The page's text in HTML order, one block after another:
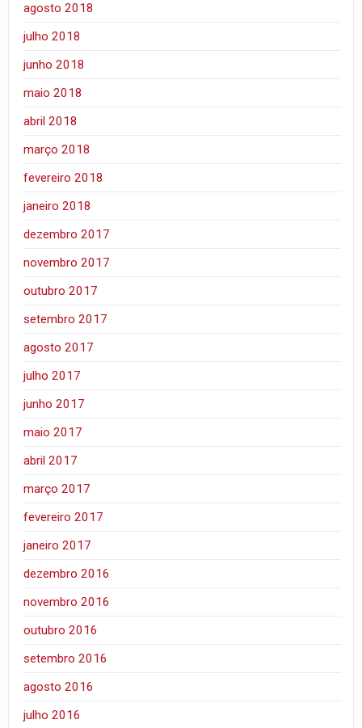
agosto 2018
julho 2018
junho 2018
maio 2018
abril 2018
março 2018
fevereiro 2018
janeiro 2018
dezembro 2017
novembro 2017
outubro 2017
setembro 2017
agosto 2017
julho 2017
junho 2017
maio 2017
abril 2017
março 2017
fevereiro 2017
janeiro 2017
dezembro 2016
novembro 2016
outubro 2016
setembro 2016
agosto 2016
julho 2016